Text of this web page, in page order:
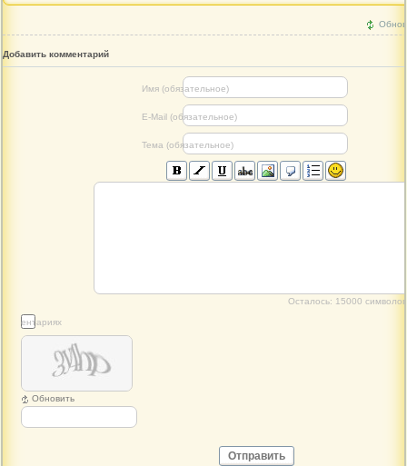
Добавить комментарий
Имя (обязательное)
E-Mail (обязательное)
Тема (обязательное)
Осталось: 15000 символов
Обновить
Отправить